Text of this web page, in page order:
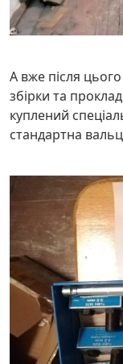
А вже після
збірки та
куплений
стандартна